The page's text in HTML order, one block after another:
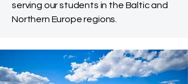
serving our students in the Baltic and
Northern Europe regions.